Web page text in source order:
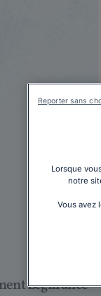
Légifrance
Lorsque
notre
Vous avez
Reporter sans